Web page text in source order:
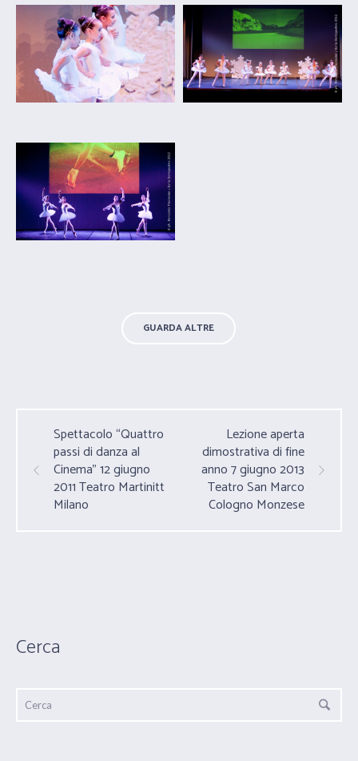
GUARDA ALTRE
Spettacolo “Quattro
passi di danza al
Cinema” 12 giugno
2011 Teatro Martinitt
Milano
Lezione aperta
dimostrativa di fine
anno 7 giugno 2013
Teatro San Marco
Cologno Monzese
Cerca